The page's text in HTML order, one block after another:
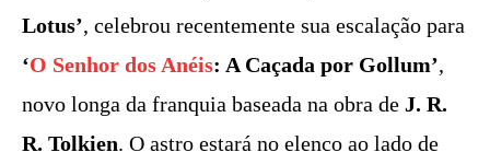
Lotus’, celebrou recentemente sua escalação para
‘O Senhor dos Anéis: A Caçada por Gollum’,
novo longa da franquia baseada na obra de J. R.
R. Tolkien. O astro estará no elenco ao lado de